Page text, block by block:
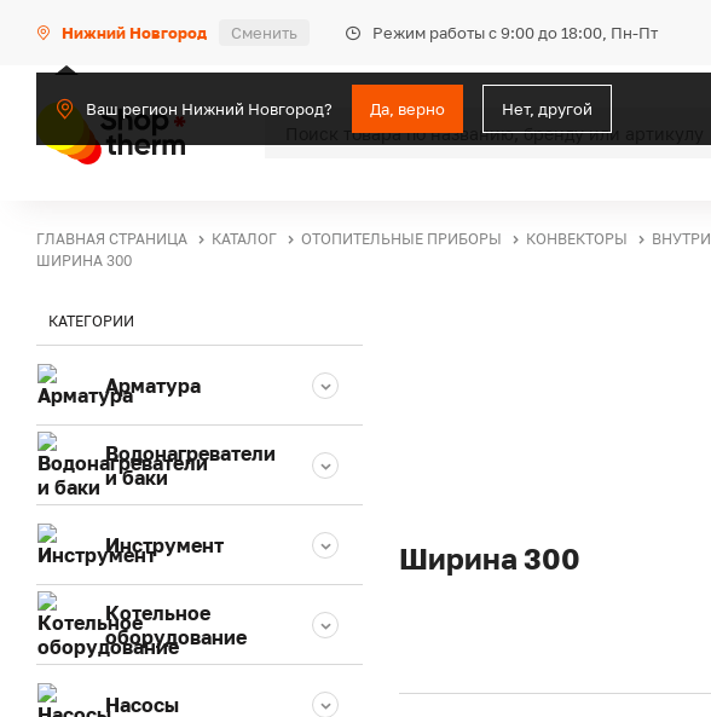
Нижний Новгород Сменить Режим работы с 9:00 до 18:00, Пн-Пт
Ваш регион Нижний Новгород? Да, верно Нет, другой
ГЛАВНАЯ СТРАНИЦА КАТАЛОГ ОТОПИТЕЛЬНЫЕ ПРИБОРЫ КОНВЕКТОРЫ
ШИРИНА 300
КАТЕГОРИИ
Арматура
Водонагреватели
и баки
Инструмент
Котельное
оборудование
Насосы
Ширина 300